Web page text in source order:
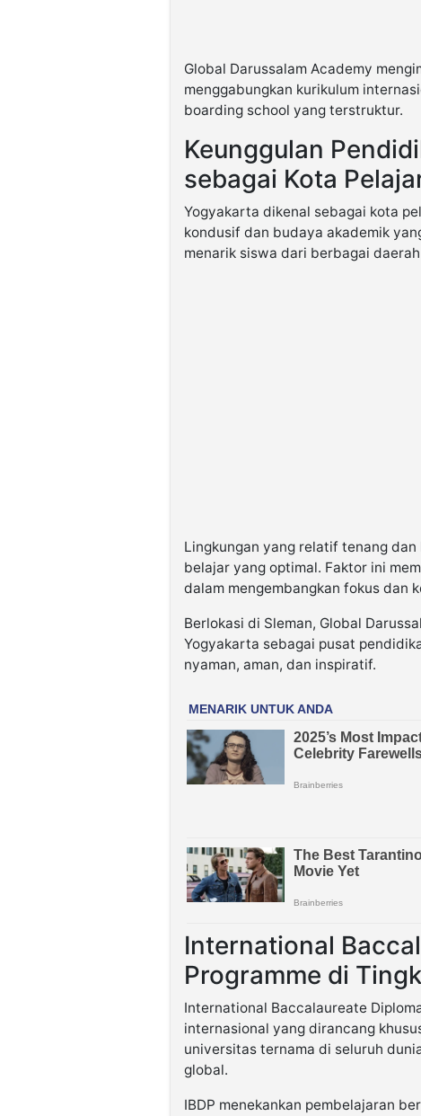
Global Darussalam Academy
menggabungkan kurikulum
boarding school yang terstruktur.
Keunggulan
sebagai Kota
Yogyakarta dikenal sebagai kota
kondusif dan budaya akademik
menarik siswa dari berbagai
Lingkungan yang relatif tenang
belajar yang optimal. Faktor ini
dalam mengembangkan fokus dan
Berlokasi di Sleman, Global
Yogyakarta sebagai pusat
nyaman, aman, dan inspiratif.
International
Programme di
International Baccalaureate
internasional yang dirancang
universitas ternama di seluruh
global.
IBDP menekankan pembelajaran